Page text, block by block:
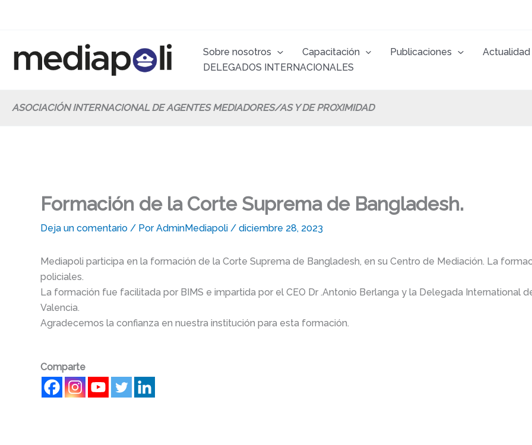
Sobre nosotros
Capacitación Publicaciones
Actualidad
DELEGADOS INTERNACIONALES
ASOCIACIÓN INTERNACIONAL DE AGENTES MEDIADORES/AS Y DE PROXIMIDAD
Formación de la Corte Suprema de Bangladesh.
Deja un comentario / PorAdminMediapoli / diciembre 28, 2023
Mediapoli participa en la formación de la Corte Suprema de Bangladesh, en su Centro de Mediación. La
policiales.
La formación fue facilitada por BIMS e impartida por el CEO Dr .Antonio Berlanga y la Delegada International
Valencia.
Agradecemos la confianza en nuestra institución para esta formación.
Comparte